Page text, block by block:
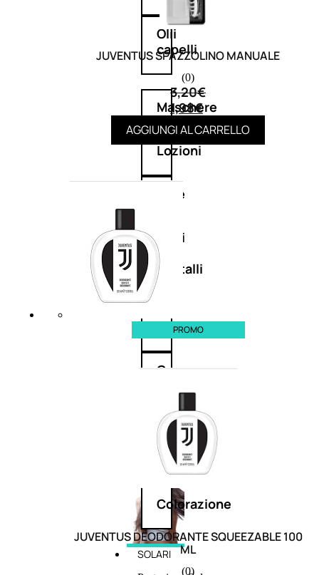
Olii
capelli
Maschere
Lozioni
Fiale
Sieri
e
cristalli
Spray
Cera
Gel
capelli
Colorazione
SOLARI
JUVENTUS SPAZZOLINO MANUALE
(0)
3,20€
1,98€
AGGIUNGI AL CARRELLO
PROMO
JUVENTUS DEODORANTE SQUEEZABLE 100
ML
(0)